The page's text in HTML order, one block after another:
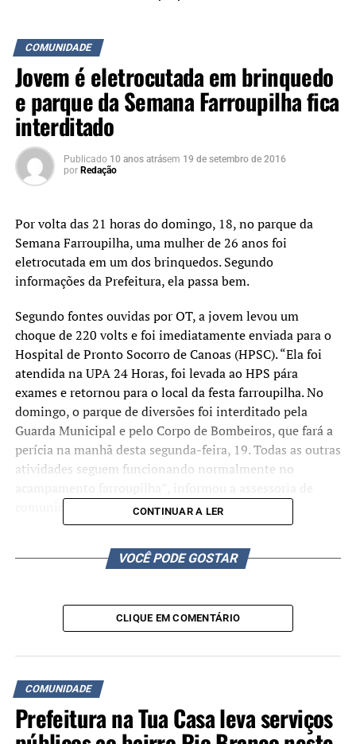
COMUNIDADE
Jovem é eletrocutada em brinquedo
e parque da Semana Farroupilha fica
interditado
Publicado 10 anos atrásem 19 de setembro de 2016
por Redação
Por volta das 21 horas do domingo, 18, no parque da
Semana Farroupilha, uma mulher de 26 anos foi
eletrocutada em um dos brinquedos. Segundo
informações da Prefeitura, ela passa bem.
Segundo fontes ouvidas por OT, a jovem levou um
choque de 220 volts e foi imediatamente enviada para o
Hospital de Pronto Socorro de Canoas (HPSC). “Ela foi
atendida na UPA 24 Horas, foi levada ao HPS pára
exames e retornou para o local da festa farroupilha. No
domingo, o parque de diversões foi interditado pela
Guarda Municipal e pelo Corpo de Bombeiros, que fará a
perícia na manhã desta segunda-feira, 19. Todas as outras
atividades seguem funcionando normalmente no
comunicação da Prefeitura.
20 de setembro no Parque Eduardo Gomes.
Direção do Sinpro/RS é reconduzida para mais três anos
de gestão
NÃO SE ESQUEÇA
Marinha abre concurso para Corpo Auxiliar de Praças com
CONTINUAR A LER
VOCÊ PODE GOSTAR
CLIQUE EM COMENTÁRIO
COMUNIDADE
Prefeitura na Tua Casa leva serviços